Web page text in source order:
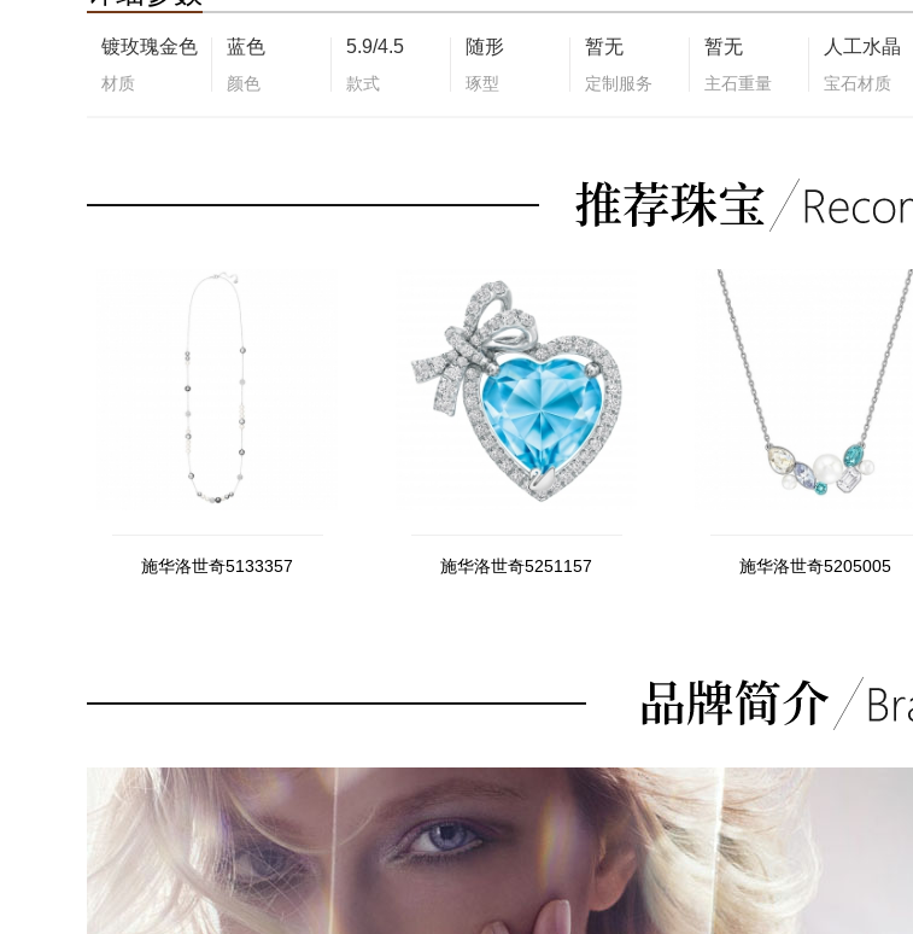
镀玫瑰金色
材质
蓝色
颜色
5.9/4.5
款式
随形
琢型
暂无
定制服务
暂无
主石重量
人工水晶
宝石材质
施华洛世奇5133357 施华洛世奇5251157 施华洛世奇5205005